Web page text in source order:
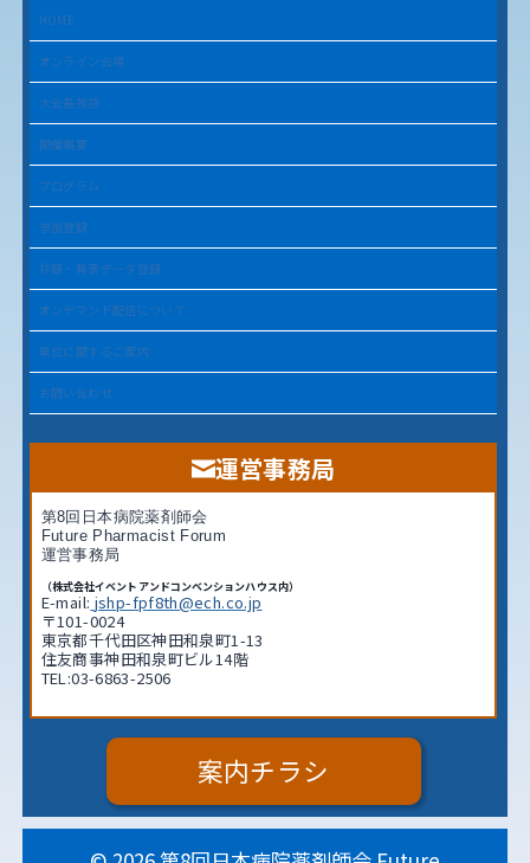
HOME
オンライン会場
大会長挨拶
開催概要
プログラム
参加登録
抄録・発表データ登録
オンデマンド配信について
単位に関するご案内
お問い合わせ
運営事務局
第8回日本病院薬剤師会
Future Pharmacist Forum
運営事務局
（株式会社イベントアンドコンベンションハウス内）
E-mail: jshp-fpf8th@ech.co.jp
〒101-0024
東京都千代田区神田和泉町1-13
住友商事神田和泉町ビル14階
TEL:03-6863-2506
案内チラシ